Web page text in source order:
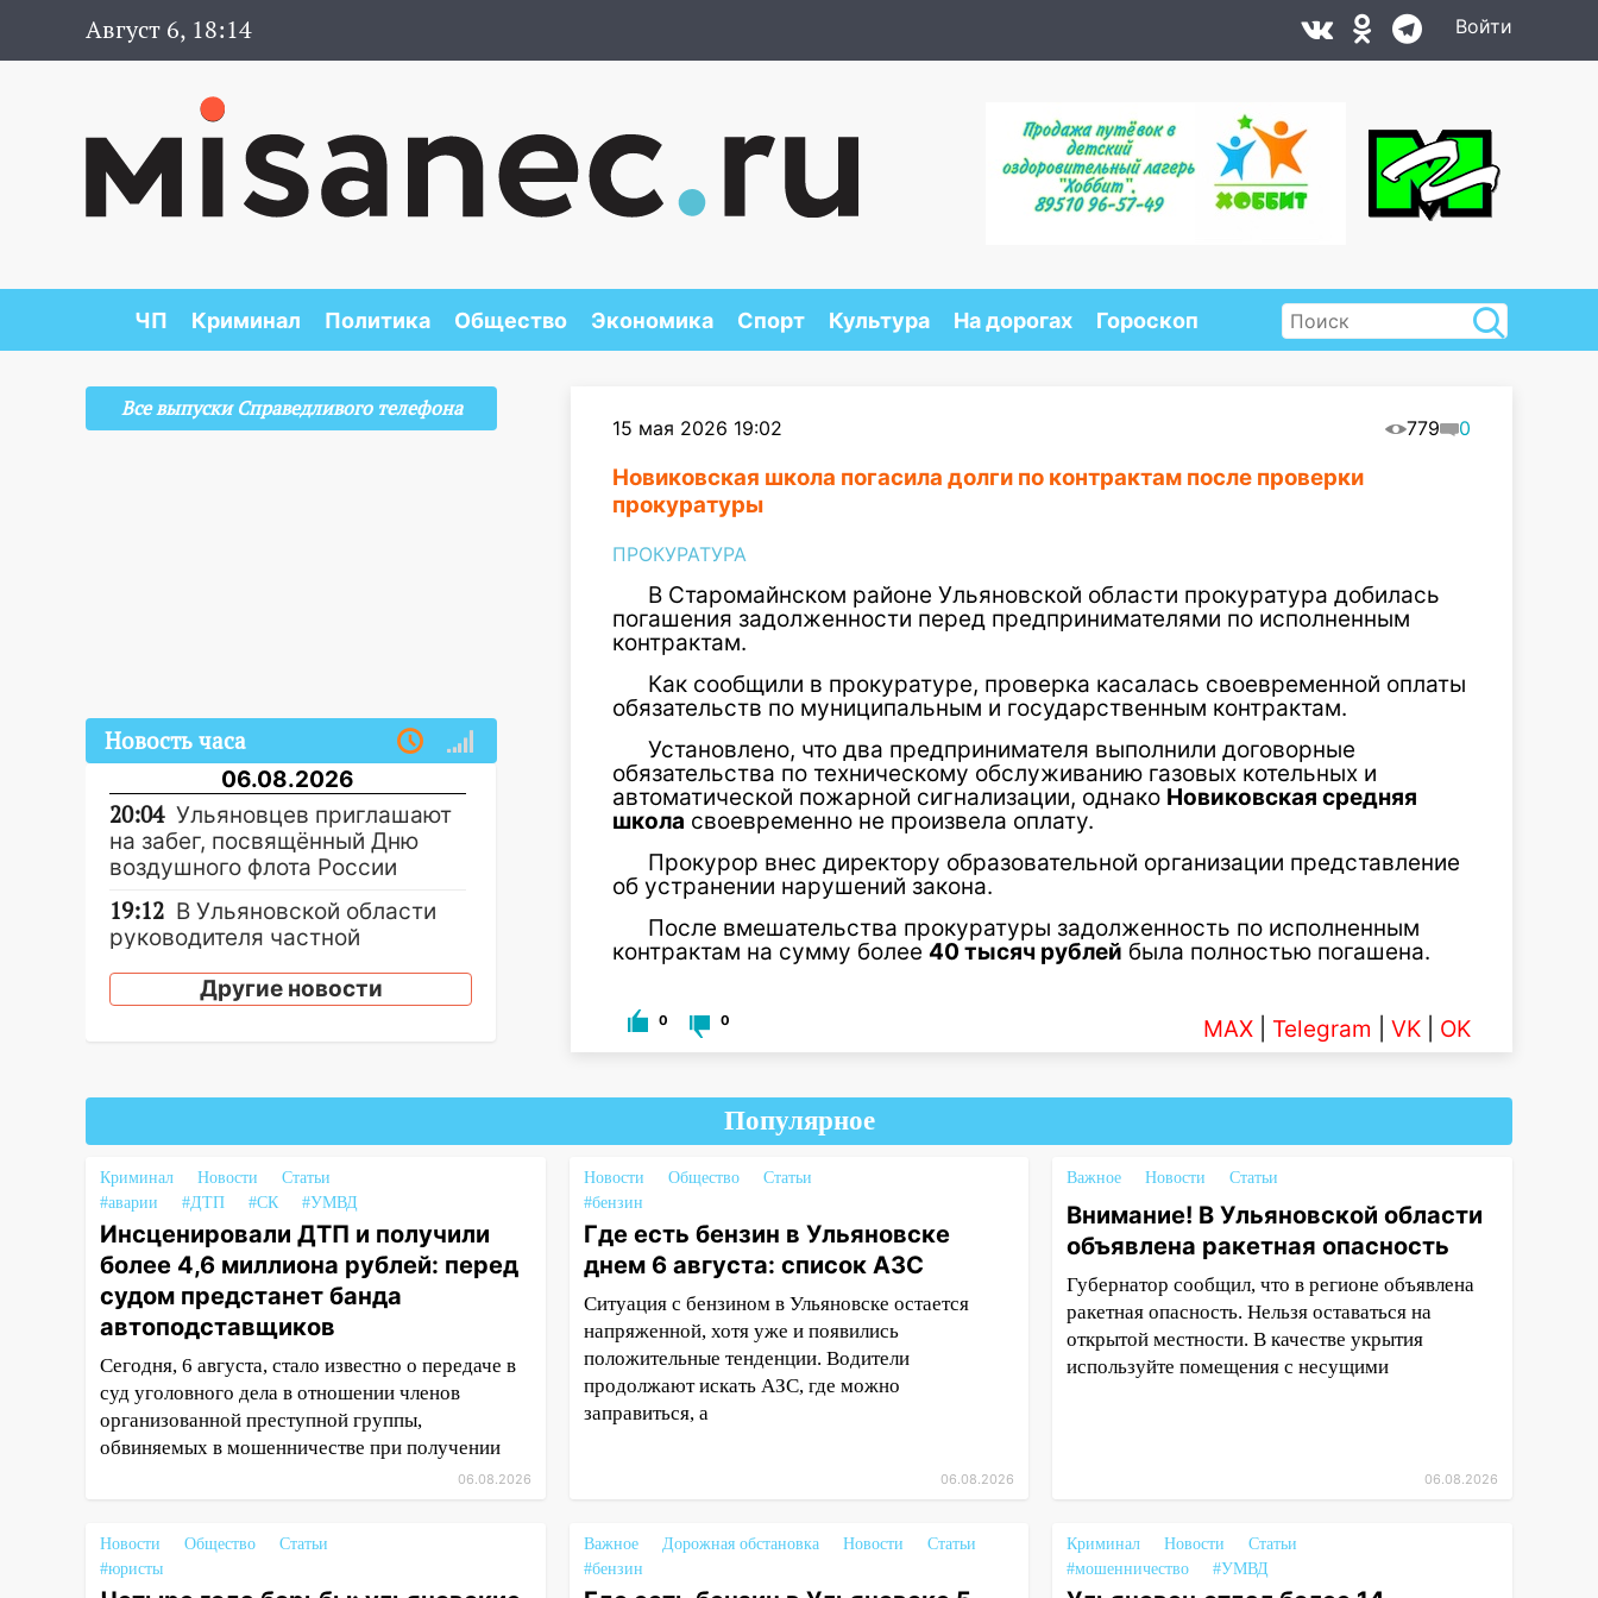
Август 6, 18:14 Войти
ЧП Криминал Политика Общество Экономика Спорт Культура На дорогах Гороскоп
15 мая 2026 19:02 779 0
Новиковская школа погасила долги по контрактам после проверки
прокуратуры
ПРОКУРАТУРА
В Старомайнском районе Ульяновской области прокуратура добилась
погашения задолженности перед предпринимателями по исполненным
контрактам.
Как сообщили в прокуратуре, проверка касалась своевременной оплаты
обязательств по муниципальным и государственным контрактам.
Установлено, что два предпринимателя выполнили договорные
обязательства по техническому обслуживанию газовых котельных и
автоматической пожарной сигнализации, однако Новиковская средняя
школа своевременно не произвела оплату.
Прокурор внес директору образовательной организации представление
об устранении нарушений закона.
После вмешательства прокуратуры задолженность по исполненным
контрактам на сумму более 40 тысяч рублей была полностью погашена.
0 0 MAX Telegram VK OK
Все выпуски Справедливого телефона
Новость часа
06.08.2026
20:04 Ульяновцев приглашают
на забег, посвящённый Дню
воздушного флота России
19:12 В Ульяновской области
руководителя частной
прошлого своего сотрудник
17:08 Ульяновский областной
«УльяновскФармации» за
махинации на 3,2 млн рублей
16:09
Ветераны легкой
атлетики из Ульяновска
успешно выступили на
Чемпионате России
16:02 В Ульяновской области
убрали более 28% площадей
зерновых и зернобобовых
культур
завели дело на агрессивную
женщину
Другие новости
Популярное
Криминал Новости
Статьи
#аварии
#ДТП #СК #УМВД
Инсценировали ДТП и получили
более 4,6 миллиона рублей: перед
судом предстанет банда
автоподставщиков
Сегодня, 6 августа, стало известно о передаче в
суд уголовного дела в отношении членов
организованной преступной группы,
обвиняемых в мошенничестве при получении
06.08.2026
Новости Общество
Статьи
#бензин
Где есть бензин в Ульяновске
днем 6 августа: список АЗС
Ситуация с бензином в Ульяновске остается
напряженной, хотя уже и появились
положительные тенденции. Водители
продолжают искать АЗС, где можно
заправиться, а
06.08.2026
Важное Новости Статьи
Внимание! В Ульяновской области
объявлена ракетная опасность
Губернатор сообщил, что в регионе объявлена
ракетная опасность. Нельзя оставаться на
открытой местности. В качестве укрытия
используйте помещения с несущими
06.08.2026
Новости Общество
Статьи
#юристы
Важное Дорожная обстановка Новости
Статьи
#бензин
Криминал Новости
Статьи
#мошенничество
#УМВД